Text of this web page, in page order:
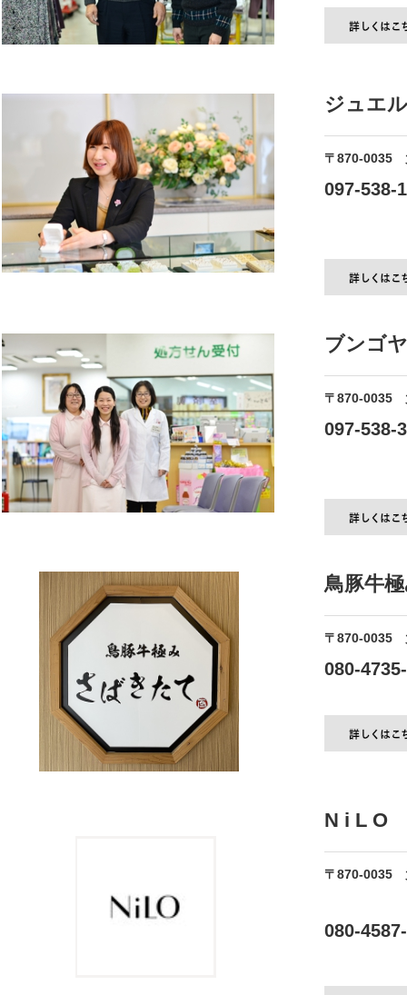
ジュエ
〒870-0035
097-538-
ブンゴ
〒870-0035
097-538-
鳥豚牛
〒870-0035
080-
N i L O
〒870-0035
080-